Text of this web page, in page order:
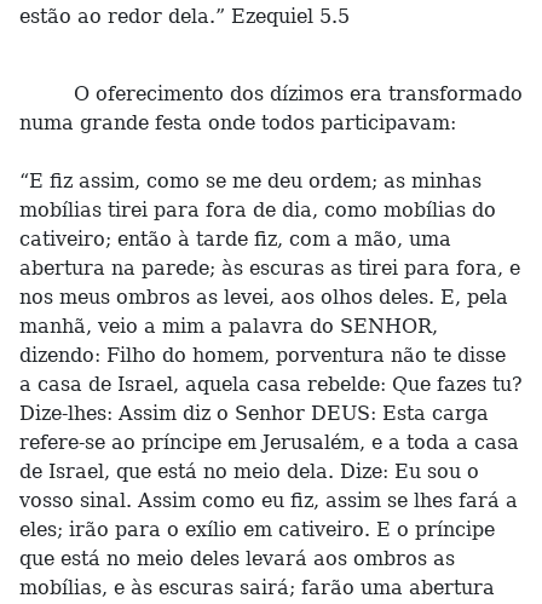
estão ao redor dela.” Ezequiel 5.5
O oferecimento dos dízimos era transformado
numa grande festa onde todos participavam:
“E fiz assim, como se me deu ordem; as minhas
mobílias tirei para fora de dia, como mobílias do
cativeiro; então à tarde fiz, com a mão, uma
abertura na parede; às escuras as tirei para fora, e
nos meus ombros as levei, aos olhos deles. E, pela
manhã, veio a mim a palavra do SENHOR,
dizendo: Filho do homem, porventura não te disse
a casa de Israel, aquela casa rebelde: Que fazes tu?
Dize-lhes: Assim diz o Senhor DEUS: Esta carga
refere-se ao príncipe em Jerusalém, e a toda a casa
de Israel, que está no meio dela. Dize: Eu sou o
vosso sinal. Assim como eu fiz, assim se lhes fará a
eles; irão para o exílio em cativeiro. E o príncipe
que está no meio deles levará aos ombros as
mobílias, e às escuras sairá; farão uma abertura